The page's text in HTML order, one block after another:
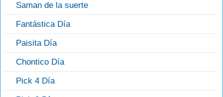
Saman de la suerte
Fantástica Día
Paisita Día
Chontico Día
Pick 4 Día